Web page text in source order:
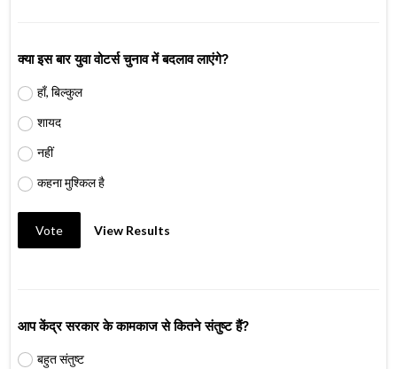
क्या इस बार युवा वोटर्स चुनाव में बदलाव लाएंगे?
हाँ, बिल्कुल
शायद
नहीं
कहना मुश्किल है
Vote View Results
आप केंद्र सरकार के कामकाज से कितने संतुष्ट हैं?
बहुत संतुष्ट